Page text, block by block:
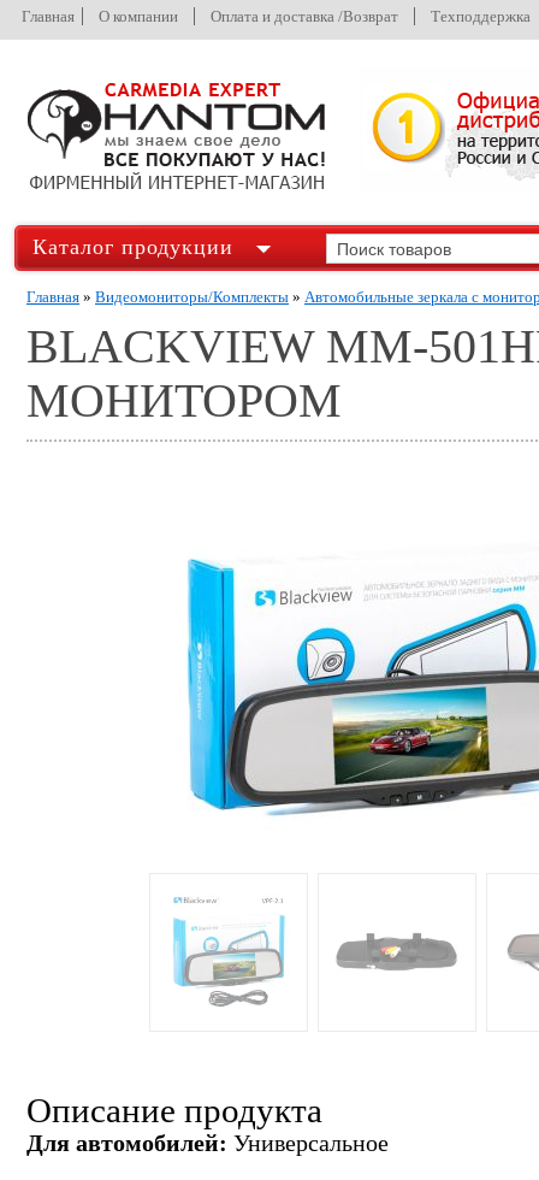
Главная О компании Оплата и доставка /Возврат Техподдержка
Каталог продукции
Главная » Видеомониторы/Комплекты » Автомобильные зеркала с
BLACKVIEW MM-
МОНИТОРОМ
Описание продукта
Для автомобилей: Универсальное